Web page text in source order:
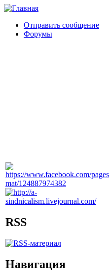
Отправить сообщение
Форумы
RSS
Навигация